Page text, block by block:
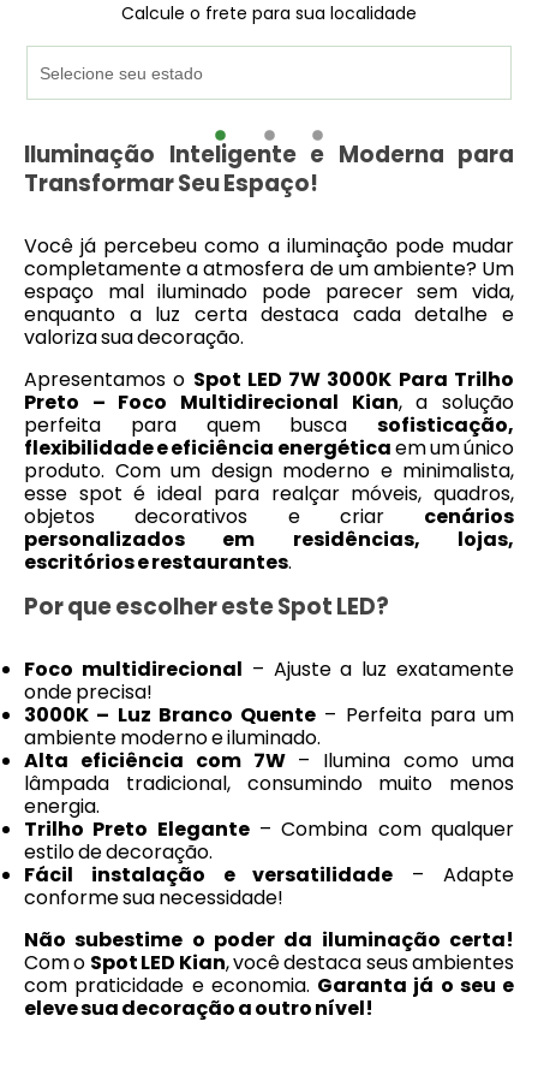
Calcule o frete para sua localidade
Iluminação Inteligente e Moderna para
Transformar Seu Espaço!
Você já percebeu como a iluminação pode mudar
completamente a atmosfera de um ambiente? Um
espaço mal iluminado pode parecer sem vida,
enquanto a luz certa destaca cada detalhe e
valoriza sua decoração.
Apresentamos o Spot LED 7W 3000K Para Trilho
Preto – Foco Multidirecional Kian, a solução
perfeita para quem busca sofisticação,
flexibilidade e eficiência energéticaem um único
produto. Com um design moderno e minimalista,
esse spot é ideal para realçar móveis, quadros,
objetos decorativos e criar cenários
personalizados em residências, lojas,
escritórios e restaurantes.
Por que escolher este Spot LED?
Foco multidirecional – Ajuste a luz exatamente
onde precisa!
3000K – Luz Branco Quente – Perfeita para um
ambiente moderno e iluminado.
Alta eficiência com 7W– Ilumina como uma
lâmpada tradicional, consumindo muito menos
energia.
Trilho Preto Elegante– Combina com qualquer
estilo de decoração.
Fácil instalação e versatilidade – Adapte
conforme sua necessidade!
Não subestime o poder da iluminação certa!
Com o Spot LED Kian, você destaca seus ambientes
com praticidade e economia. Garanta já o seu e
eleve sua decoração a outro nível!